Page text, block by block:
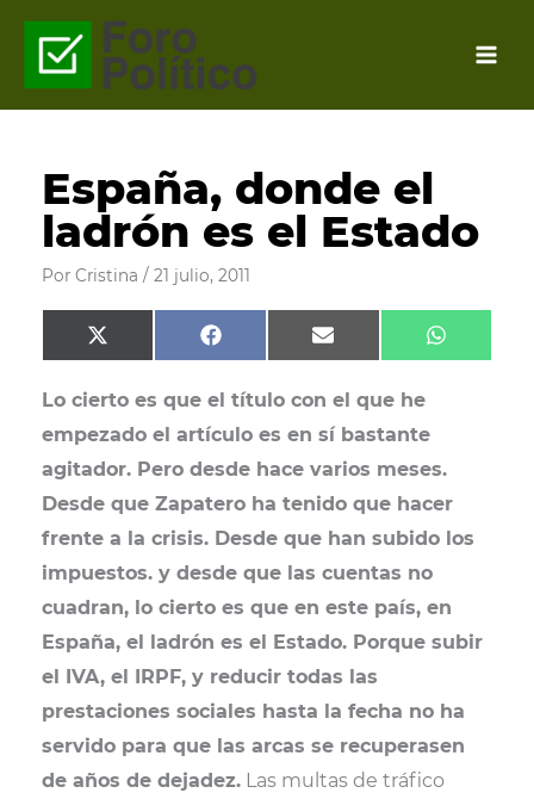
contenido
España, donde el
ladrón es el Estado
Por Cristina / 21 julio, 2011
Compartir
en
X
(
w
t
e
r
)
Compartir
en
F
a
e
o
k
Compartir
en
E
m
i
en
W
h
p
Lo cierto es que el título con el que he
empezado el artículo es en sí bastante
agitador. Pero desde hace varios meses.
Desde que Zapatero ha tenido que hacer
frente a la crisis. Desde que han subido los
impuestos. y desde que las cuentas no
cuadran, lo cierto es que en este país, en
España, el ladrón es el Estado. Porque subir
el IVA, el IRPF, y reducir todas las
prestaciones sociales hasta la fecha no ha
servido para que las arcas se recuperasen
de años de dejadez.Las multas de tráfico